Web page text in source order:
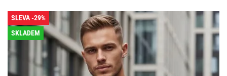
SLEVA -29%
SKLADEM